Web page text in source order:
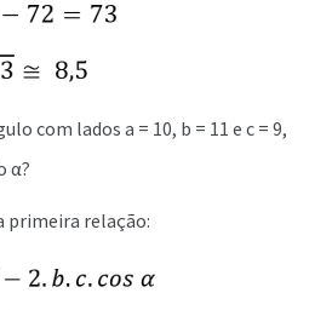
com lados a = 10, b = 11 e c = 9,
α?
primeira relação: